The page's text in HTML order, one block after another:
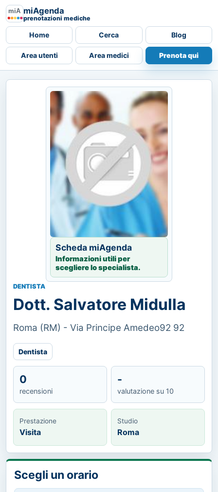
miAgenda
prenotazioni mediche
Home Cerca Blog
Area utenti Area medici Prenota qui
Scheda miAgenda
Informazioni utili per
scegliere lo specialista.
DENTISTA
Dott. Salvatore Midulla
Roma (RM) - Via Principe Amedeo92 92
Dentista
0
recensioni
-
valutazione su 10
Prestazione
Visita
Studio
Roma
Scegli un orario